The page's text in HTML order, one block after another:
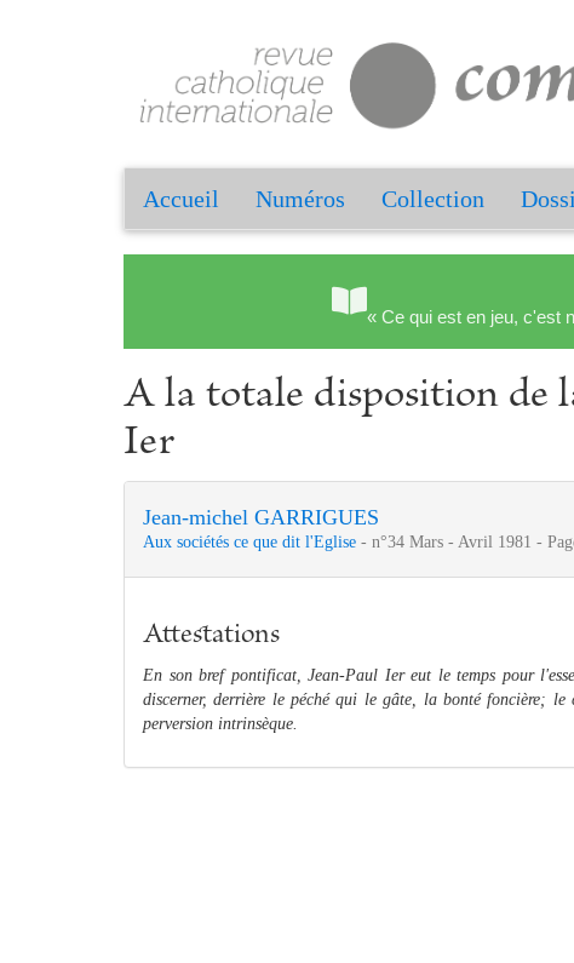
Accueil Numéros Collection
« Ce qui est en jeu, c'est
A la totale disposition de
Ier
Jean-michel GARRIGUES
Aux sociétés ce que dit l'Eglise - n°34 Mars - Avril 1981 -
Attestations
En son bref pontificat, Jean-Paul Ier eut le temps pour
discerner, derrière le péché qui le gâte, la bonté foncière;
perversion intrinsèque.